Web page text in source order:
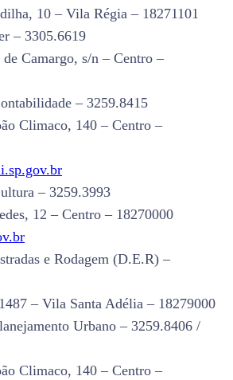
10 – Vila Régia – 18271101
– 3305.6619
Camargo, s/n – Centro –
– 3259.8415
Climaco, 140 – Centro –
– 3259.3993
12 – Centro – 18270000
e Rodagem (D.E.R) –
– Vila Santa Adélia – 18279000
Urbano – 3259.8406 /
Climaco, 140 – Centro –